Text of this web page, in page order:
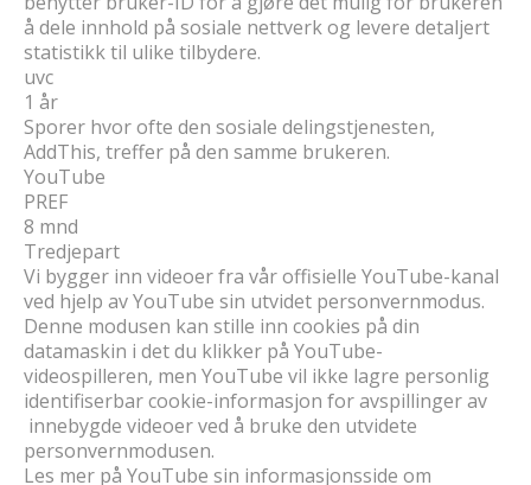
å dele innhold på sosiale nettverk og levere detaljert
statistikk til ulike tilbydere.
uvc
1 år
Sporer hvor ofte den sosiale delingstjenesten,
AddThis, treffer på den samme brukeren.
YouTube
PREF
8 mnd
Tredjepart
Vi bygger inn videoer fra vår offisielle YouTube-kanal
ved hjelp av YouTube sin utvidet personvernmodus.
Denne modusen kan stille inn cookies på din
datamaskin i det du klikker på YouTube-
videospilleren, men YouTube vil ikke lagre personlig
identifiserbar cookie-informasjon for avspillinger av
innebygde videoer ved å bruke den utvidete
personvernmodusen.
Les mer på YouTube sin informasjonsside om